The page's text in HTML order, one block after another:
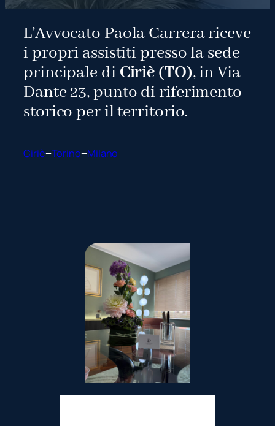
L’Avvocato Paola Carrera riceve
i propri assistiti presso la sede
principale di Ciriè (TO), in Via
Dante 23, punto di riferimento
storico per il territorio.
Ciriè Torino Milano